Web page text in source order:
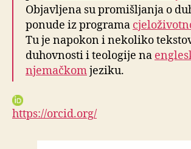
Objavljena su promišljanja o
ponude iz programa
Tu je napokon i nekoliko
duhovnosti i teologije na
njemačkomjeziku.
https://orcid.org/